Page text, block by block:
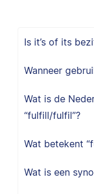
Is it’s of its
Wanneer
Wat is de
“fulfill/fulfil”?
Wat betekent
Wat is een